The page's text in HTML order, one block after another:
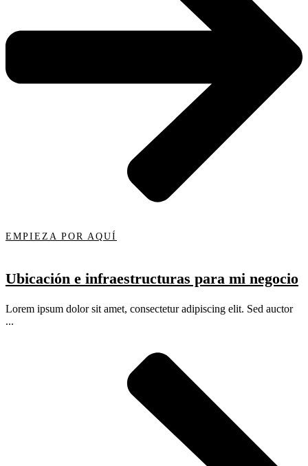
EMPIEZA POR AQUÍ
Ubicación e infraestructuras para mi negocio
Lorem ipsum dolor sit amet, consectetur adipiscing elit. Sed auctor
...